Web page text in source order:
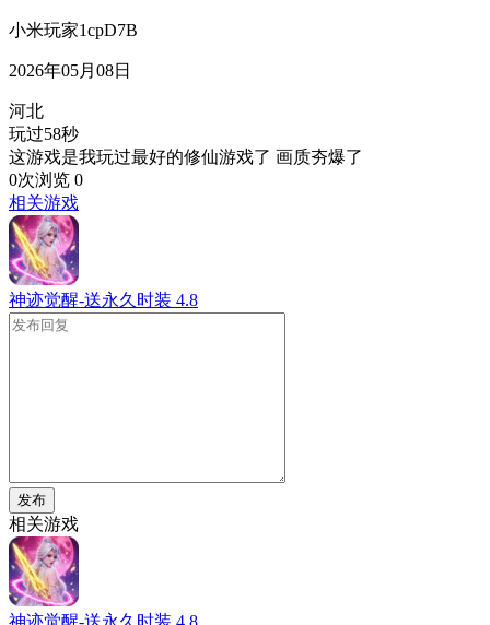
小米玩家1cpD7B
2026年05月08日
河北
玩过58秒
这游戏是我玩过最好的修仙游戏了 画质夯爆了
0次浏览 0
相关游戏
神迹觉醒-送永久时装 4.8
发布
相关游戏
神迹觉醒-送永久时装 4.8